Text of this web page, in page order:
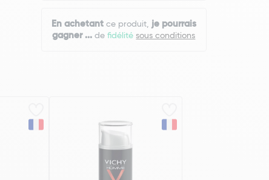
En achetantce produit, je pourrais
gagner ... defidélitésous conditions